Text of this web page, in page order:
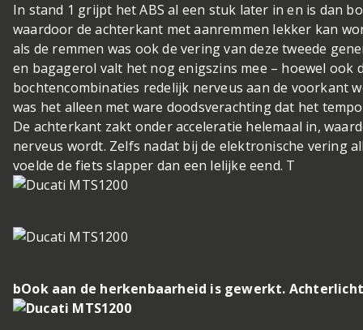
In stand 1 grijpt het ABS al een stuk later in en is dan
waardoor de achterkant met aanremmen lekker kan
als de remmen was ook de vering van deze tweede
en bagagerol valt het nog enigszins mee – hoewel ook
bochtencombinaties redelijk nerveus aan de voorkant
was het alleen met ware doodsverachting dat het
De achterkant zakt onder acceleratie helemaal in,
nerveus wordt. Zelfs nadat bij de elektronische vering
voelde de fiets slapper dan een lelijke eend. T
bOok aan de herkenbaarheid is gewerkt.